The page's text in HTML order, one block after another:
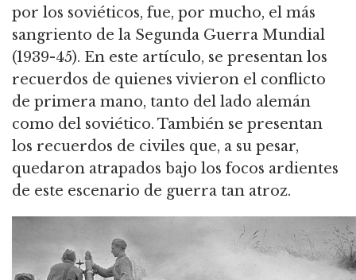
por los soviéticos, fue, por mucho, el más
sangriento de la Segunda Guerra Mundial
(1939-45). En este artículo, se presentan los
recuerdos de quienes vivieron el conflicto
de primera mano, tanto del lado alemán
como del soviético. También se presentan
los recuerdos de civiles que, a su pesar,
quedaron atrapados bajo los focos ardientes
de este escenario de guerra tan atroz.